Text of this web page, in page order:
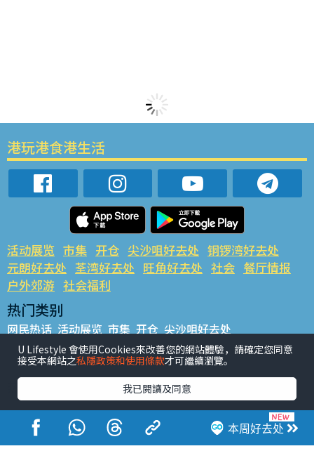
本周好去处
港玩港食港生活
活动展览 市集 开仓 尖沙咀好去处 铜锣湾好去处
元朗好去处 荃湾好去处 旺角好去处 社会 餐厅情报
户外郊游 社会福利
热门类别
网民热话 活动展览 市集 开仓 尖沙咀好去处
铜锣湾好去处 元朗好去处 荃湾好去处 旺角好去处 社会
餐厅情报 户外郊游
热门标签
#UGO揾好去处 #人气活动推介 #美食社群热话
#亲子玩乐好去处
#ULifestyle应用程式
#限时抢
#UJetso礼物放送
#ULifestyle商户中心 #著数
U Lifestyle 會使用Cookies來改善您的網站體驗，請確定您同意
接受本網站之私隱政策和使用條款才可繼續瀏覽。
我已閱讀及同意